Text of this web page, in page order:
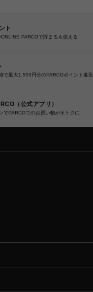
ト
PARCOで貯まる＆使える
で最大1,500円分のPARCOポイント進呈
（公式アプリ）
でPARCOでのお買い物がオトクに